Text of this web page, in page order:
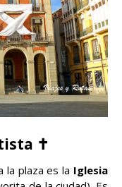
✝️
la plaza es la Iglesia